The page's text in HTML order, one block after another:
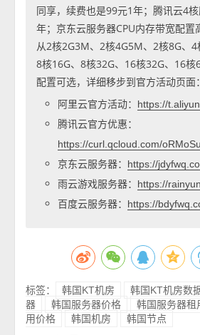
同享，续费也是99元1年；腾讯云4
年；京东云服务器CPU内存带宽配置
从2核2G3M、2核4G5M、2核8G、4
8核16G、8核32G、16核32G、16核
配置可选，详细移步到官方活动页面：
阿里云官方活动：
https://
腾讯云官方优惠：
https://curl.qcloud.com/
京东云服务器： https://
雨云游戏服务器： https://
百度云服务器： https://
标签： 韩国KT机房 韩国KT机房数
器
韩国服务器价格 韩国服务器租
用价格
韩国机房 韩国节点